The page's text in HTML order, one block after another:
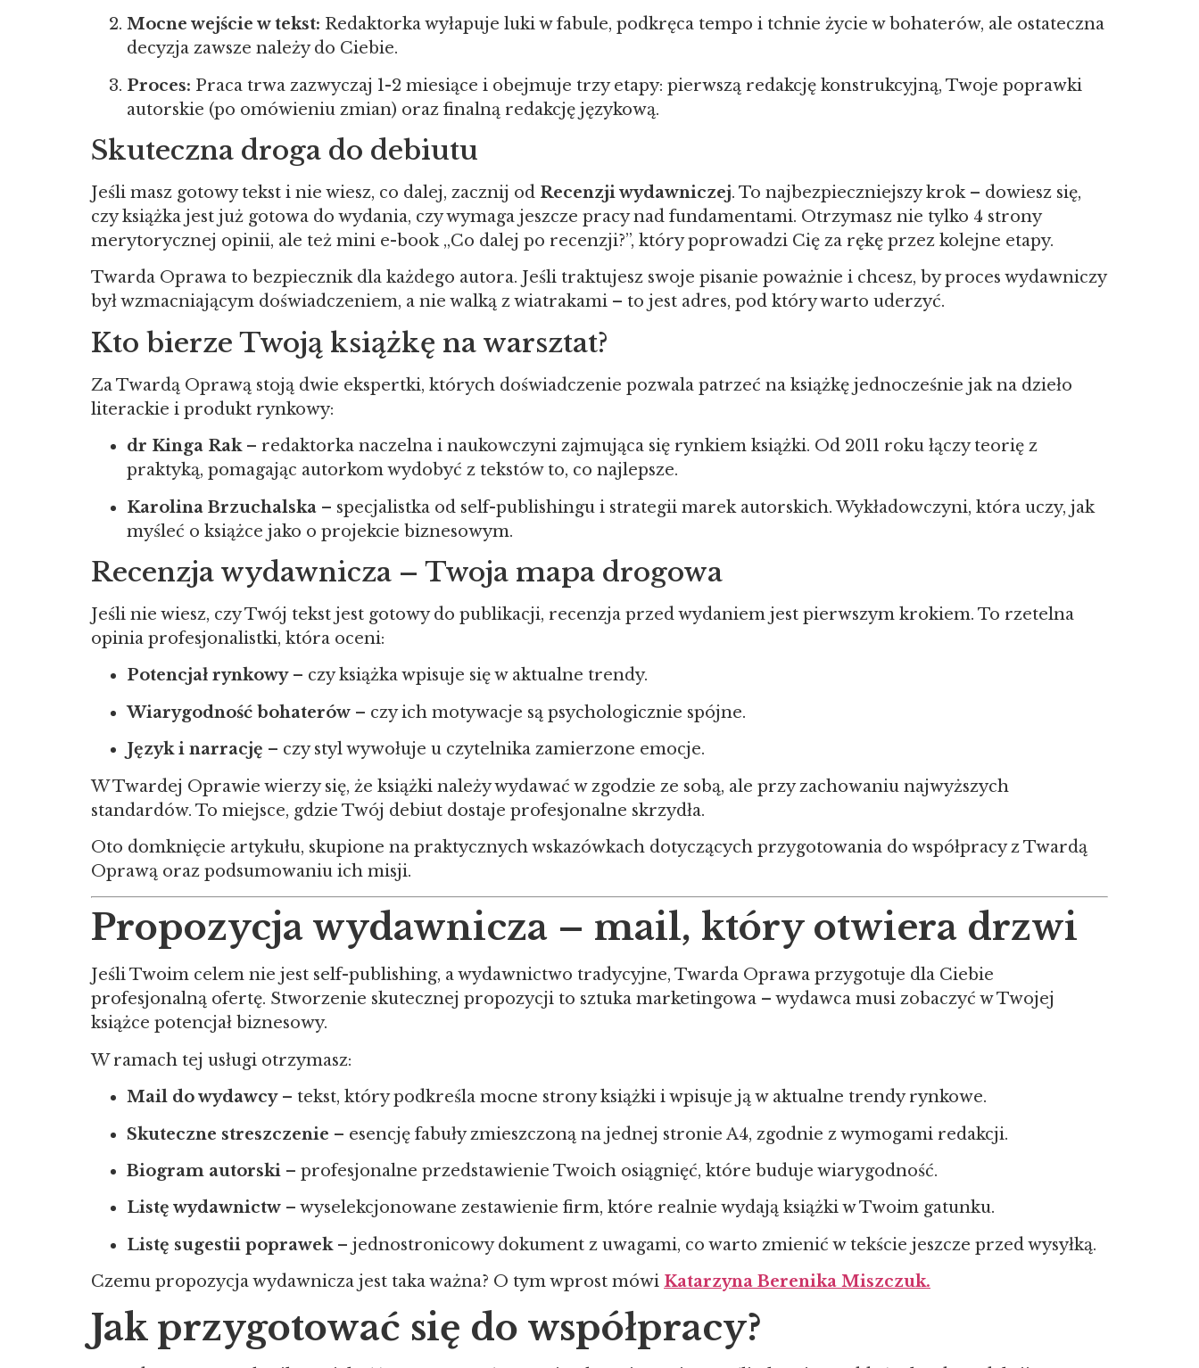
Mocne wejście w tekst: Redaktorka wyłapuje luki w fabule, podkręca tempo i tchnie życie w bohaterów, ale ostateczna
decyzja zawsze należy do Ciebie.
Proces: Praca trwa zazwyczaj 1-2 miesiące i obejmuje trzy etapy: pierwszą redakcję konstrukcyjną, Twoje poprawki
autorskie (po omówieniu zmian) oraz finalną redakcję językową.
Skuteczna droga do debiutu
Jeśli masz gotowy tekst i nie wiesz, co dalej, zacznij od Recenzji wydawniczej. To najbezpieczniejszy krok – dowiesz się,
czy książka jest już gotowa do wydania, czy wymaga jeszcze pracy nad fundamentami. Otrzymasz nie tylko 4 strony
merytorycznej opinii, ale też mini e-book „Co dalej po recenzji?”, który poprowadzi Cię za rękę przez kolejne etapy.
Twarda Oprawa to bezpiecznik dla każdego autora. Jeśli traktujesz swoje pisanie poważnie i chcesz, by proces wydawniczy
był wzmacniającym doświadczeniem, a nie walką z wiatrakami – to jest adres, pod który warto uderzyć.
Kto bierze Twoją książkę na warsztat?
Za Twardą Oprawą stoją dwie ekspertki, których doświadczenie pozwala patrzeć na książkę jednocześnie jak na dzieło
literackie i produkt rynkowy:
dr Kinga Rak– redaktorka naczelna i naukowczyni zajmująca się rynkiem książki. Od 2011 roku łączy teorię z
praktyką, pomagając autorkom wydobyć z tekstów to, co najlepsze.
Karolina Brzuchalska – specjalistka od self-publishingu i strategii marek autorskich. Wykładowczyni, która uczy, jak
myśleć o książce jako o projekcie biznesowym.
Recenzja wydawnicza – Twoja mapa drogowa
Jeśli nie wiesz, czy Twój tekst jest gotowy do publikacji, recenzja przed wydaniem jest pierwszym krokiem. To rzetelna
opinia profesjonalistki, która oceni:
Potencjał rynkowy– czy książka wpisuje się w aktualne trendy.
Wiarygodność bohaterów – czy ich motywacje są psychologicznie spójne.
Język i narrację – czy styl wywołuje u czytelnika zamierzone emocje.
W Twardej Oprawie wierzy się, że książki należy wydawać w zgodzie ze sobą, ale przy zachowaniu najwyższych
standardów. To miejsce, gdzie Twój debiut dostaje profesjonalne skrzydła.
Oto domknięcie artykułu, skupione na praktycznych wskazówkach dotyczących przygotowania do współpracy z Twardą
Oprawą oraz podsumowaniu ich misji.
Propozycja wydawnicza – mail, który otwiera drzwi
Jeśli Twoim celem nie jest self-publishing, a wydawnictwo tradycyjne, Twarda Oprawa przygotuje dla Ciebie
profesjonalną ofertę. Stworzenie skutecznej propozycji to sztuka marketingowa – wydawca musi zobaczyć w Twojej
książce potencjał biznesowy.
W ramach tej usługi otrzymasz:
Mail do wydawcy– tekst, który podkreśla mocne strony książki i wpisuje ją w aktualne trendy rynkowe.
Skuteczne streszczenie – esencję fabuły zmieszczoną na jednej stronie A4, zgodnie z wymogami redakcji.
Biogram autorski – profesjonalne przedstawienie Twoich osiągnięć, które buduje wiarygodność.
Listę wydawnictw – wyselekcjonowane zestawienie firm, które realnie wydają książki w Twoim gatunku.
Listę sugestii poprawek– jednostronicowy dokument z uwagami, co warto zmienić w tekście jeszcze przed wysyłką.
Czemu propozycja wydawnicza jest taka ważna? O tym wprost mówi Katarzyna Berenika Miszczuk.
Jak przygotować się do współpracy?